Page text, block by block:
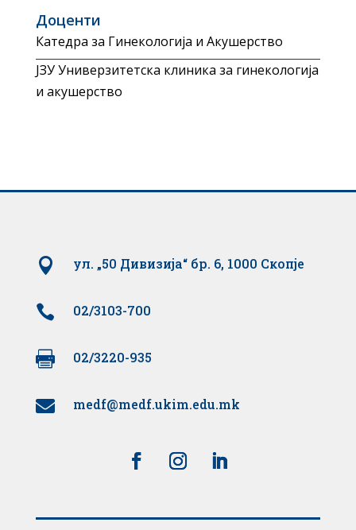
Доценти
Катедра за Гинекологија и Акушерство
ЈЗУ Универзитетска клиника за гинекологија
и акушерство
 ул. „50 Дивизија“ бр. 6, 1000 Скопје
 02/3103-700
 02/3220-935
 medf@medf.ukim.edu.mk